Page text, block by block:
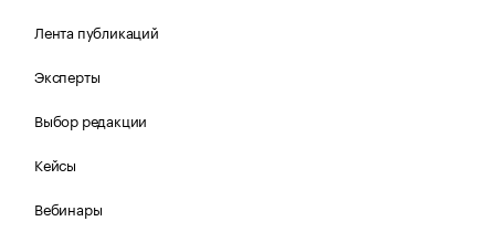
Лента публикаций
Эксперты
Выбор редакции
Кейсы
Вебинары